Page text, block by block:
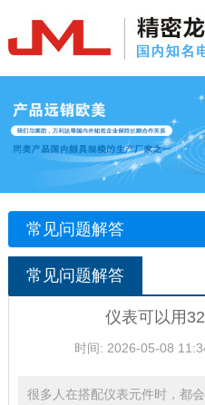
常见问题解答
常见问题解答
仪表可以用
时间: 2026-05-08
很多人在搭配仪表元件时，都